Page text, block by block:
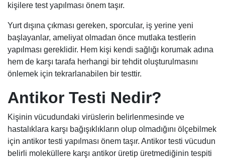
kişilere test yapılması önem taşır.
Yurt dışına çıkması gereken, sporcular, iş yerine yeni
başlayanlar, ameliyat olmadan önce mutlaka testlerin
yapılması gereklidir. Hem kişi kendi sağlığı korumak adına
hem de karşı tarafa herhangi bir tehdit oluşturulmasını
önlemek için tekrarlanabilen bir testtir.
Antikor Testi Nedir?
Kişinin vücudundaki virüslerin belirlenmesinde ve
hastalıklara karşı bağışıklıkların olup olmadığını ölçebilmek
için antikor testi yapılması önem taşır. Antikor testi vücudun
belirli moleküllere karşı antikor üretip üretmediğinin tespiti